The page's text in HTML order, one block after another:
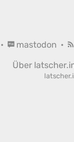
mastodon •
Über